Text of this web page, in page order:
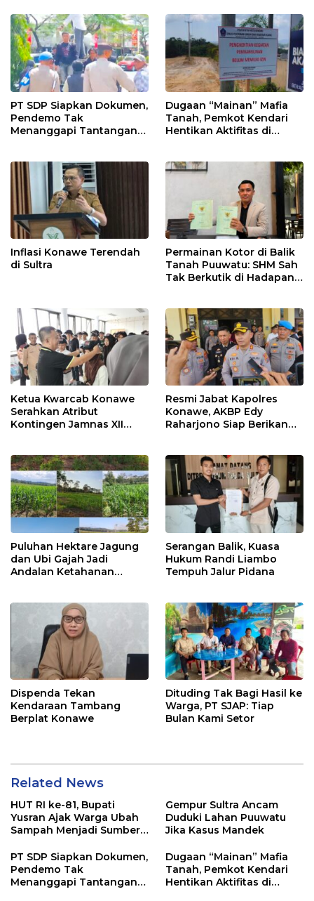
PT SDP Siapkan Dokumen,
Pendemo Tak
Menanggapi Tantangan
Dugaan “Mainan” Mafia
Tanah, Pemkot Kendari
Hentikan Aktifitas di
Inflasi Konawe Terendah
di Sultra
Permainan Kotor di Balik
Tanah Puuwatu: SHM Sah
Tak Berkutik di Hadapan
Ketua Kwarcab Konawe
Serahkan Atribut
Kontingen Jamnas XII
Resmi Jabat Kapolres
Konawe, AKBP Edy
Raharjono Siap Berikan
Puluhan Hektare Jagung
dan Ubi Gajah Jadi
Andalan Ketahanan
Serangan Balik, Kuasa
Hukum Randi Liambo
Tempuh Jalur Pidana
Dispenda Tekan
Kendaraan Tambang
Berplat Konawe
Dituding Tak Bagi Hasil ke
Warga, PT SJAP: Tiap
Bulan Kami Setor
Related News
HUT RI ke-81, Bupati
Yusran Ajak Warga Ubah
Sampah Menjadi Sumber
Gempur Sultra Ancam
Duduki Lahan Puuwatu
Jika Kasus Mandek
PT SDP Siapkan Dokumen,
Pendemo Tak
Menanggapi Tantangan
Dugaan “Mainan” Mafia
Tanah, Pemkot Kendari
Hentikan Aktifitas di